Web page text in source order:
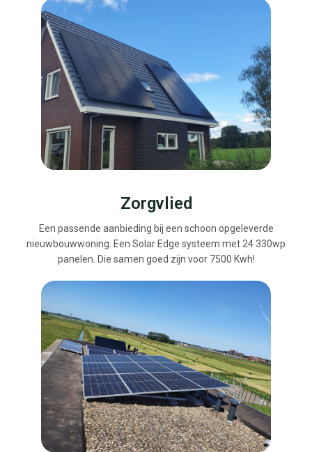
Zorgvlied
Een passende aanbieding bij een schoon opgeleverde
nieuwbouwwoning. Een Solar Edge systeem met 24 330wp
panelen. Die samen goed zijn voor 7500 Kwh!